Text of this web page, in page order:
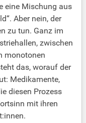
eine Mischung aus
Aber nein, der
zu tun. Ganz im
zwischen
monotonen
das, worauf der
Medikamente,
diesen Prozess
mit ihren